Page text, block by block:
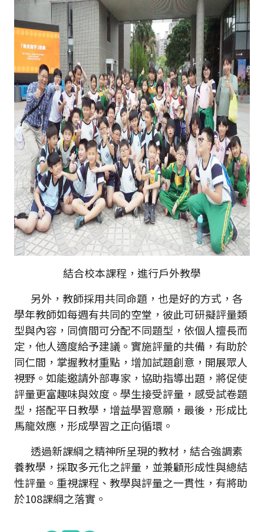
結合校本課程，進行戶外教學
另外，教師採用共同命題，也是好的方式，各
學年教師如每週有共同的空堂，彼此可研擬評量類
型與內容，同儕間可分配不同題型，依個人擅長而
定，他人適度給予建議。實施評量的共備，有助於
同仁間，掌握教材重點，增加試題創意，開展眾人
視野。如能邀請外部專家，協助指導出題，將促使
評量更富趣味與效度。學生接受評量，感受試卷題
型，搭配平日教學，增益學習意願，最後，形成比
馬龍效應，形成學習之正向循環。
透過新課綱之精神所呈現的教材，結合強調素
養教學，採取多元化之評量，並兼顧形成性與總結
性評量。重視課程、教學與評量之一貫性，有將助
於108課綱之落實。